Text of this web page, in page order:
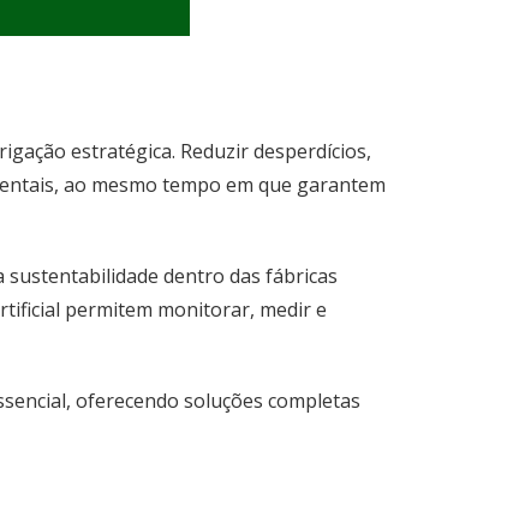
estratégica. Reduzir desperdícios,
ao mesmo tempo em que garantem
dentro das fábricas
permitem monitorar, medir e
oferecendo soluções completas